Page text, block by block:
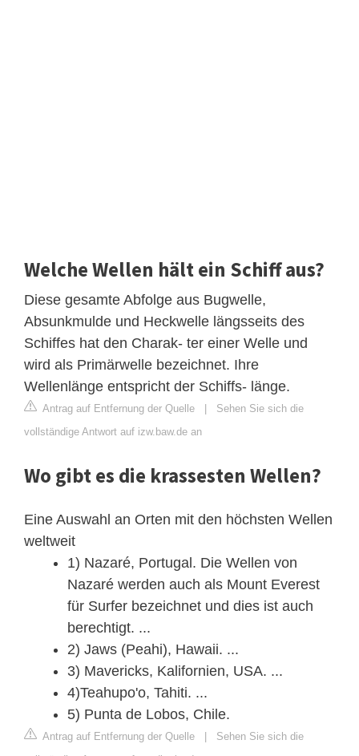
Welche Wellen hält ein Schiff aus?
Diese gesamte Abfolge aus Bugwelle,
Absunkmulde und Heckwelle längsseits des
Schiffes hat den Charak- ter einer Welle und
wird als Primärwelle bezeichnet. Ihre
Wellenlänge entspricht der Schiffs- länge.
Antrag auf Entfernung der Quelle | Sehen Sie sich die
vollständige Antwort auf izw.baw.de an
Wo gibt es die krassesten Wellen?
Eine Auswahl an Orten mit den höchsten Wellen
weltweit
1) Nazaré, Portugal. Die Wellen von
Nazaré werden auch als Mount Everest
für Surfer bezeichnet und dies ist auch
berechtigt. ...
2) Jaws (Peahi), Hawaii. ...
3) Mavericks, Kalifornien, USA. ...
4)Teahupo'o, Tahiti. ...
5) Punta de Lobos, Chile.
Antrag auf Entfernung der Quelle | Sehen Sie sich die